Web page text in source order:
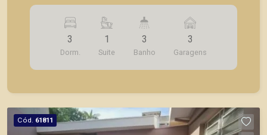
3
Dorm.
1
Suite
3
Banho
3
Garagens
Cód. 61811